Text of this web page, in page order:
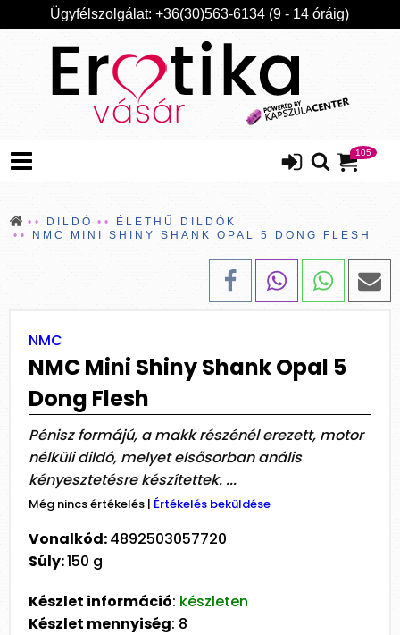
Ügyfélszolgálat: +36(30)563-6134 (9 - 14 óráig)
105
DILDÓ
ÉLETHŰ DILDÓK
NMC MINI SHINY SHANK OPAL 5 DONG FLESH
NMC
NMC Mini Shiny Shank Opal 5
Dong Flesh
Pénisz formájú, a makk részénél erezett, motor
nélküli dildó, melyet elsősorban anális
kényesztetésre készítettek. ...
Még nincs értékelés | Értékelés beküldése
Vonalkód:4892503057720
Súly:150 g
Készlet információ: készleten
Készlet mennyiség: 8